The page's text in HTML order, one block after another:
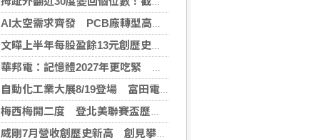
AI太空需求齊發 PCB廠轉型高階產品迎收成
文曄上半年每股盈餘13元創歷史新高 賺贏2025年全年
華邦電：記憶體2027年更吃緊 啟動高雄廠模組B擴建計畫
自動化工業大展8/19登場 富田電機秀機器人關節模組
梅西梅開二度 登北美聯賽盃歷史進球王
威剛7月營收創歷史新高 創見攀同期高點